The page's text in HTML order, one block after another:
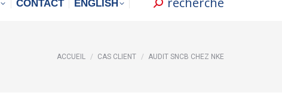
CONTACT ENGLISH
Vous êtes ici :
ACCUEIL CAS CLIENT AUDIT SNCB CHEZ NKE